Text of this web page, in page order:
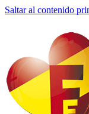
Saltar al contenido